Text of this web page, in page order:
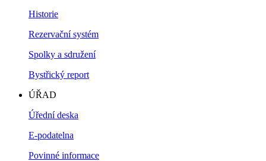
Historie
Rezervační systém
Spolky a sdružení
Bystřický report
ÚŘAD
Úřední deska
E-podatelna
Povinné informace